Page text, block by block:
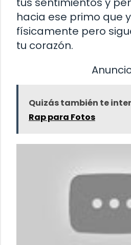
hacia ese primo que
físicamente pero
tu corazón.
Quizás también te
Rap para Fotos